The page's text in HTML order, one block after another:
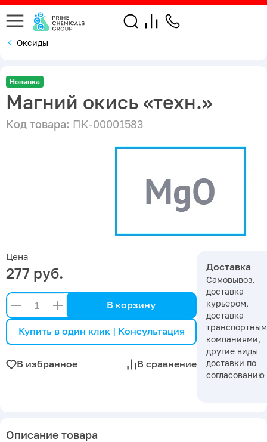
Оксиды
Новинка
Магний окись «техн.»
Код товара: ПК-00001583
Цена
277 руб.
В корзину
Купить в один клик | Консультация
В избранное В сравнение
Доставка
Самовывоз,
доставка
курьером,
доставка
компаниями,
другие виды
доставки по
согласованию
Описание товара